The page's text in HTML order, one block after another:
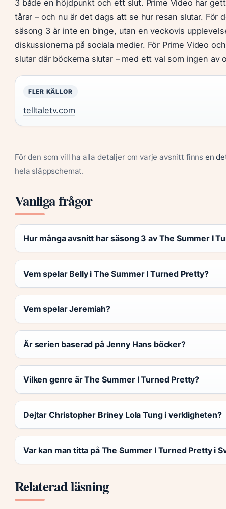
3 både en höjdpunkt och ett slut. Prime Video har
tårar – och nu är det dags att se hur resan slutar. För
säsong 3 är inte en binge, utan en veckovis
diskussionerna på sociala medier. För Prime Video
slutar där böckerna slutar – med ett val som ingen
FLER KÄLLOR
telltaletv.com
För den som vill ha alla detaljer om varje avsnitt finns en
hela släppschemat.
Vanliga frågor
Hur många avsnitt har säsong 3 av The Summer I
Vem spelar Belly i The Summer I Turned Pretty?
Vem spelar Jeremiah?
Är serien baserad på Jenny Hans böcker?
Vilken genre är The Summer I Turned Pretty?
Dejtar Christopher Briney Lola Tung i verkligheten?
Var kan man titta på The Summer I Turned Pretty i
Relaterad läsning